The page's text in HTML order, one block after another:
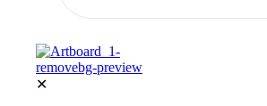
✕